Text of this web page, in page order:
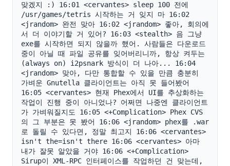
맞겠지 :) 16:01 <cervantes> sleep 100 전에
/usr/games/tetris 시작하는 거 잊지 마 16:02
<jrandom> 완전 맞아 16:02 <jrandom> 좋아, 회의에
서 더 이야기할 거 있어? 16:03 <stealth> 음 그냥
exe를 시작하면 되지 않을까 했어. 사람들은 다운로드
중이 아닐 때 파일 공유를 잊어버리니까, 항상 켜두는
(always on) i2psnark 방식이 더 나아... 16:04
<jrandom> 맞아, 다만 통합할 수 있을 만큼 충분히
가벼운 Gnutella 클라이언트는 아직 못 들어봤어
16:05 <cervantes> 현재 Phex에서 UI를 추상화하는
작업이 진행 중이 아니었나? 어쩌면 나중엔 클라이언트
가 가벼워질지도 16:05 <+Complication> Phex CVS
의 그 부분은 못 봤어 16:06 <jrandom> phex를 .war
로 돌릴 수 있다면, 정말 최고지 16:06 <cervantes>
isn't the=isn't there 16:06 <cervantes> 아마
내가 잘못 알았을 거야 16:06 <+Complication>
Sirup이 XML-RPC 인터페이스를 작업하던 건 맞는데,